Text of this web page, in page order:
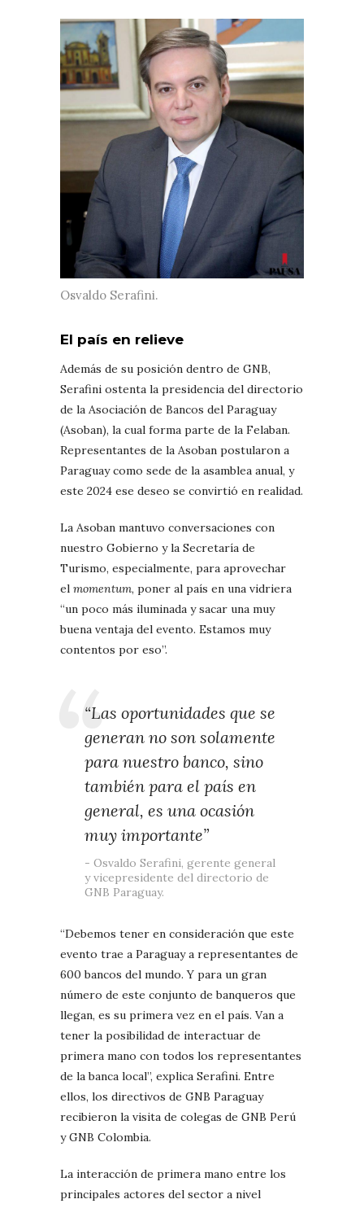
Osvaldo Serafini.
El país en relieve
Además de su posición dentro de GNB,
Serafini ostenta la presidencia del directorio
de la Asociación de Bancos del Paraguay
(Asoban), la cual forma parte de la Felaban.
Representantes de la Asoban postularon a
Paraguay como sede de la asamblea anual, y
este 2024 ese deseo se convirtió en realidad.
La Asoban mantuvo conversaciones con
nuestro Gobierno y la Secretaría de
Turismo, especialmente, para aprovechar
el momentum, poner al país en una vidriera
“un poco más iluminada y sacar una muy
buena ventaja del evento. Estamos muy
contentos por eso”.
“Las oportunidades que se
generan no son solamente
para nuestro banco, sino
también para el país en
general, es una ocasión
muy importante”
Osvaldo Serafini, gerente general
y vicepresidente del directorio de
GNB Paraguay.
“Debemos tener en consideración que este
evento trae a Paraguay a representantes de
600 bancos del mundo. Y para un gran
número de este conjunto de banqueros que
llegan, es su primera vez en el país. Van a
tener la posibilidad de interactuar de
primera mano con todos los representantes
de la banca local”, explica Serafini. Entre
ellos, los directivos de GNB Paraguay
recibieron la visita de colegas de GNB Perú
y GNB Colombia.
La interacción de primera mano entre los
principales actores del sector a nivel